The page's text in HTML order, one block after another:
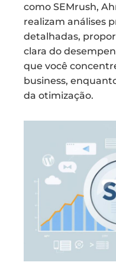
como SEMrush,
realizam análises
detalhadas,
clara do
que você
business,
da otimização.